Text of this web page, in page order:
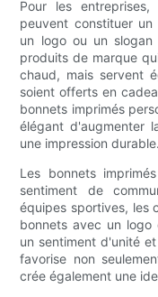
Pour les entreprises,
peuvent constituer
un logo ou un
produits de marque
chaud, mais servent
soient offerts en
bonnets imprimés
élégant d'augmenter
une impression durable.
Les bonnets
sentiment de
équipes sportives, les
bonnets avec un logo
un sentiment d'unité
favorise non
crée également une